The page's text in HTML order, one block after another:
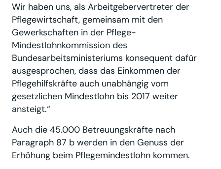
Wir haben uns, als Arbeitgebervertreter der
Pflegewirtschaft, gemeinsam mit den
Gewerkschaften in der Pflege-
Mindestlohnkommission des
Bundesarbeitsministeriums konsequent dafür
ausgesprochen, dass das Einkommen der
Pflegehilfskräfte auch unabhängig vom
gesetzlichen Mindestlohn bis 2017 weiter
ansteigt.“
Auch die 45.000 Betreuungskräfte nach
Paragraph 87 b werden in den Genuss der
Erhöhung beim Pflegemindestlohn kommen.